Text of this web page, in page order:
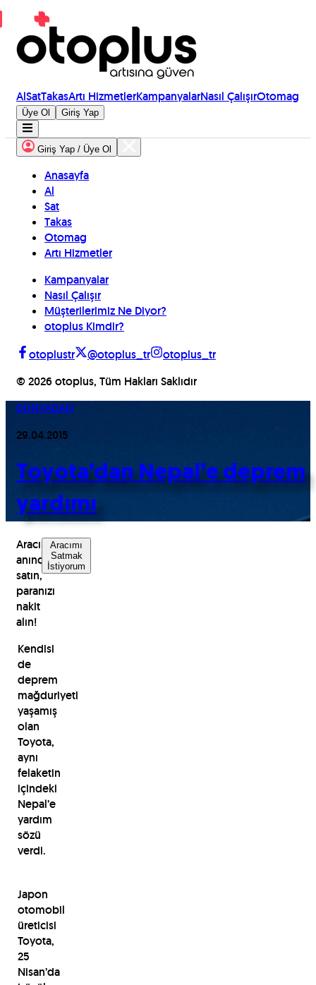
AlSatTakasArtı HizmetlerKampanyalarNasıl ÇalışırOtomag
Üye Ol Giriş Yap
Giriş Yap / Üye Ol
Anasayfa
Al
Sat
Takas
Otomag
Artı Hizmetler
Kampanyalar
Nasıl Çalışır
Müşterilerimiz Ne Diyor?
otoplus Kimdir?
otoplustr
@otoplus_tr
otoplus_tr
© 2026 otoplus, Tüm Hakları Saklıdır
DÜNYADAN
29.04.2015
Toyota’dan Nepal’e deprem
yardımı
Aracınızı
anında
satın,
paranızı
nakit
alın!
Aracımı
Satmak
İstiyorum
Kendisi
de
deprem
mağduriyeti
yaşamış
olan
Toyota,
aynı
felaketin
içindeki
Nepal’e
yardım
sözü
verdi.
Japon
otomobil
üreticisi
Toyota,
25
Nisan’da